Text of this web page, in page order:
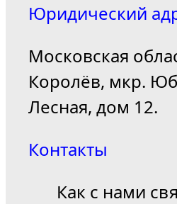
Юридический
Московская
Королёв, мкр.
Лесная, дом 12.
Контакты
Как с нами